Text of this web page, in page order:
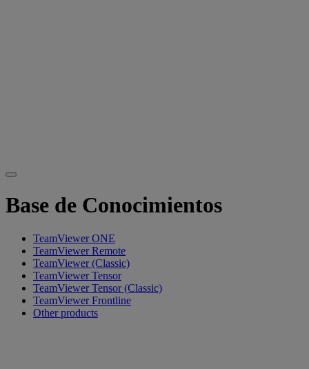
Base de Conocimientos
TeamViewer ONE
TeamViewer Remote
TeamViewer (Classic)
TeamViewer Tensor
TeamViewer Tensor (Classic)
TeamViewer Frontline
Other products